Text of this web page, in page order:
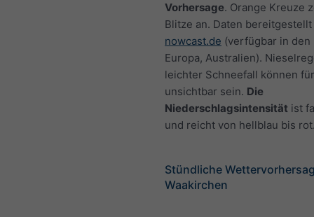
Vorhersage. Orange Kreuze
Blitze an. Daten
nowcast.de (verfügbar in den
Europa, Australien).
leichter Schneefall können
unsichtbar sein. Die
Niederschlagsintensität ist
und reicht von hellblau bis
Stündliche
Waakirchen